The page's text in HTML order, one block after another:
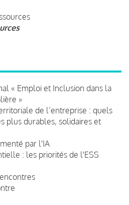
« Emploi et Inclusion dans la
»
de l’entreprise : quels
plus durables, solidaires et
par l'IA
: les priorités de l'ESS